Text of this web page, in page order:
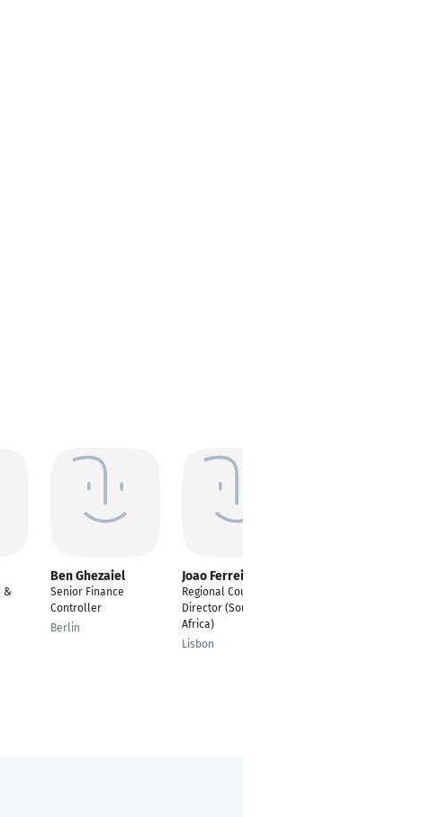
&
Ben Ghezaiel
Senior Finance
Controller
Berlin
Joao Ferreira
Regional Country
Director (Southern
Africa)
Lisbon